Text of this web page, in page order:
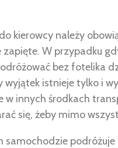
kierowcy należy
W przypadku
bez fotelika
istnieje tylko i
w innych środkach
się, żeby mimo
samochodzie